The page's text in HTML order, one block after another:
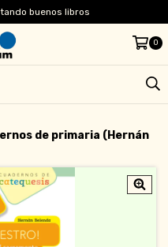
buenos libros
0
de primaria (Hernán